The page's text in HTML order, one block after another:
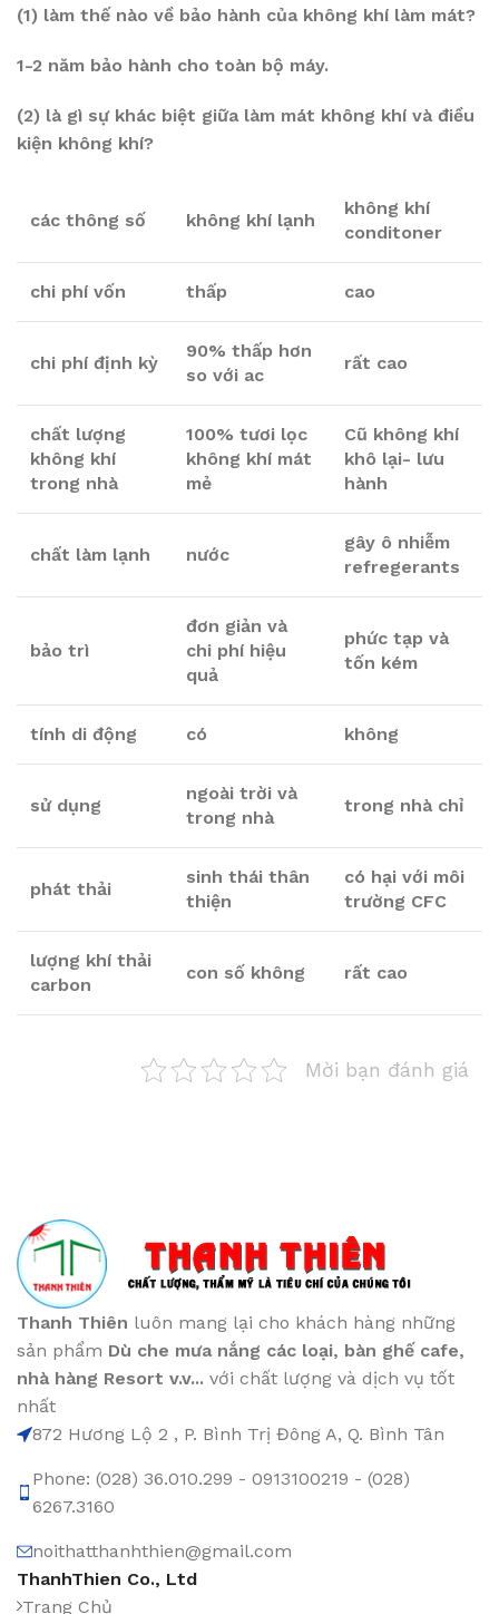
(1) làm thế nào về bảo hành của không khí làm mát?
1-2 năm bảo hành cho toàn bộ máy.
(2) là gì sự khác biệt giữa làm mát không khí và điều
kiện không khí?
các thông số không khí lạnh
không khí
conditoner
chi phí vốn thấp cao
chi phí định kỳ
90% thấp hơn
so với ac
rất cao
chất lượng
không khí
trong nhà
100% tươi lọc
không khí mát
mẻ
Cũ không khí
khô lại- lưu
hành
chất làm lạnh nước
gây ô nhiễm
refregerants
bảo trì
đơn giản và
chi phí hiệu
quả
phức tạp và
tốn kém
tính di động có không
sử dụng
ngoài trời và
trong nhà
trong nhà chỉ
phát thải
sinh thái thân
thiện
có hại với môi
trường CFC
lượng khí thải
carbon
con số không rất cao
Mời bạn đánh giá
Thanh Thiên luôn mang lại cho khách hàng những
sản phẩm Dù che mưa nắng các loại, bàn ghế cafe,
nhà hàng Resort v.v... với chất lượng và dịch vụ tốt
nhất
872 Hương Lộ 2 , P. Bình Trị Đông A, Q. Bình Tân
Phone: (028) 36.010.299 - 0913100219 - (028)
6267.3160
noithatthanhthien@gmail.com
ThanhThien Co., Ltd
Trang Chủ